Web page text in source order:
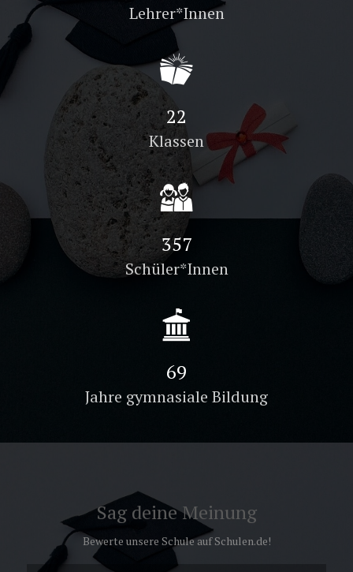
Lehrer*Innen
32
Klassen
516
Schüler*Innen
100
Jahre gymnasiale Bildung
Sag deine Meinung
Bewerte unsere Schule auf Schulen.de!